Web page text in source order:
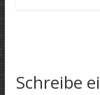
Schreibe